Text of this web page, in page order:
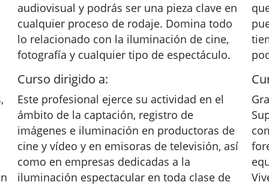
audiovisual y podrás ser una pieza clave en
cualquier proceso de rodaje. Domina todo
lo relacionado con la iluminación de cine,
fotografía y cualquier tipo de espectáculo.
Curso dirigido a:
Este profesional ejerce su actividad en el
ámbito de la captación, registro de
imágenes e iluminación en productoras de
cine y vídeo y en emisoras de televisión, así
como en empresas dedicadas a la
iluminación espectacular en toda clase de